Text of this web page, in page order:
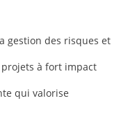
gestion des risques et
à fort impact
qui valorise